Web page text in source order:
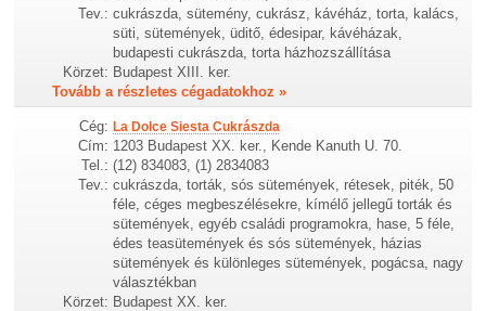
Tev.: cukrászda, sütemény, cukrász, kávéház, torta, kalács,
süti, sütemények, üditő, édesipar, kávéházak,
budapesti cukrászda, torta házhozszállítása
Körzet: Budapest XIII. ker.
Tovább a részletes cégadatokhoz »
Cég: La Dolce Siesta Cukrászda
Cím: 1203 Budapest XX. ker., Kende Kanuth U. 70.
Tel.: (12) 834083, (1) 2834083
Tev.: cukrászda, torták, sós sütemények, rétesek, piték, 50
féle, céges megbeszélésekre, kímélő jellegű torták és
sütemények, egyéb családi programokra, hase, 5 féle,
édes teasütemények és sós sütemények, házias
sütemények és különleges sütemények, pogácsa, nagy
választékban
Körzet: Budapest XX. ker.